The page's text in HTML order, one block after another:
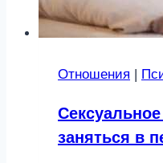
Отношения
заняться в